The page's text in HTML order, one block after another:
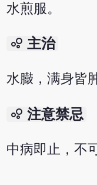
水煎服。
bubble_chart 主治
水臌，满身皆
bubble_chart 注意禁忌
中病即止，不